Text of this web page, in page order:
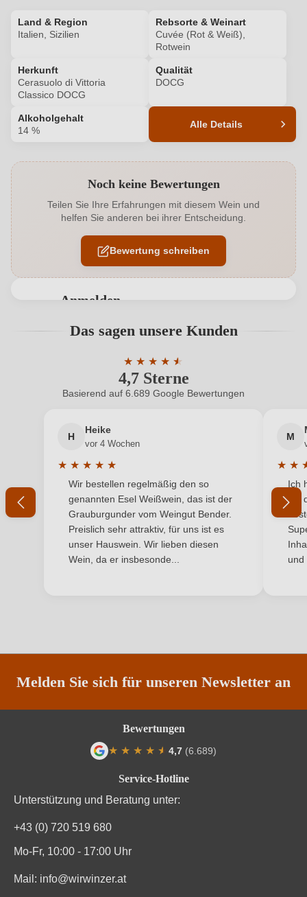
Land & Region
Italien, Sizilien
Rebsorte & Weinart
Cuvée (Rot & Weiß),
Rotwein
Herkunft
Cerasuolo di Vittoria
Classico DOCG
Qualität
DOCG
Alkoholgehalt
14 %
Alle Details
Alkoholgehalt in % 14 %
Allergene Enthält Sulfite
Bio EU
Gurrieri
adresse
Viale della Resistenza 81, 97013 Comisio, Italien
Inhalt 1,5 L
2019
Rebsorte Cuvée (Rot & Weiß)
Region Sizilien
Noch keine Bewertungen
Teilen Sie Ihre Erfahrungen mit diesem Wein und
helfen Sie anderen bei ihrer Entscheidung.
Bewertung schreiben
Anmelden
Benutzern abgegeben werden. Bitte loggen Sie sich
Neuer Kunde? Neuer Kunde?
Ihre E-Mail-Adresse
Ihr Passwort
Ich habe mein Passwort vergessen
Das sagen unsere Kunden
4,7 Sterne
★ ★ ★ ★ ★
★
Durchschnittliche Bewertung von 4.7
Basierend auf 6.689 Google Bewertungen
H
Heike
vor 4 Wochen
★ ★ ★ ★ ★
Durchschnittliche Bewertung von 5 von 5 Sternen
Wir bestellen regelmäßig den so
genannten Esel Weißwein, das ist der
Grauburgunder vom Weingut Bender.
Preislich sehr attraktiv, für uns ist es
unser Hauswein. Wir lieben diesen
Wein, da er insbesonde...
M
★ ★
Ich
mit
und
Melden Sie sich für unseren Newsletter an
Service-Hotline
Unterstützung und Beratung unter:
+43 (0) 720 519 680
Mo-Fr, 10:00 - 17:00 Uhr
Mail: info@wirwinzer.at
Bewertungen
★ ★ ★ ★ ★
★ 4,7 (6.689)